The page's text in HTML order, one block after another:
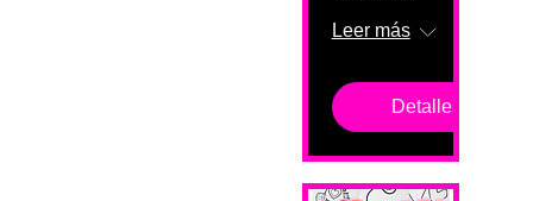
Leer más
Detalles